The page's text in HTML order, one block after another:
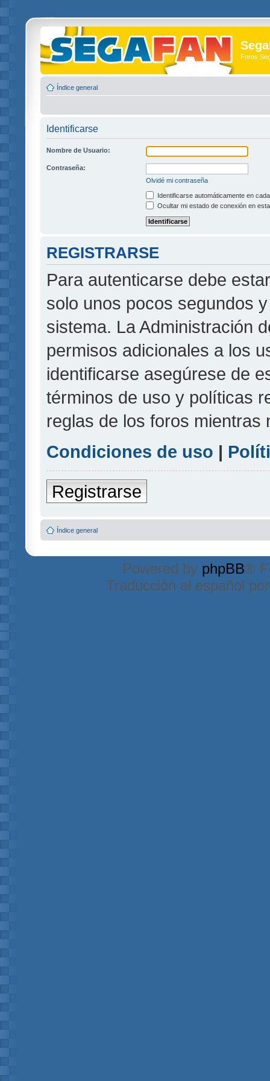
Foros
Índice general
Identificarse
Nombre de Usuario:
Contraseña:
Olvidé mi contraseña
Identificarse automáticamente en
Ocultar mi estado de conexión en
REGISTRARSE
Para autenticarse debe
solo unos pocos segundos
sistema. La Administración
permisos adicionales a los
identificarse asegúrese de
términos de uso y políticas
reglas de los foros mientras
Condiciones de uso |
Registrarse
Índice general
Powered by phpBB®
Traducción al español